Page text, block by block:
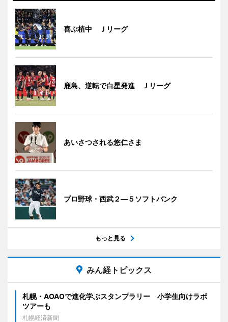
喜ぶ植中 Ｊリーグ
鹿島、逆転で白星発進 Ｊリーグ
あいさつされる悠仁さま
プロ野球・西武２―５ソフトバンク
もっと見る
みん経トピックス
札幌・AOAOで進化学ぶスタンプラリー 小学生向けラボ
ツアーも
札幌経済新聞